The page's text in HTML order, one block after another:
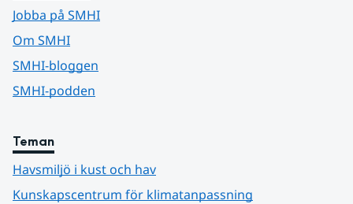
Jobba på SMHI
Om SMHI
SMHI-bloggen
SMHI-podden
Teman
Havsmiljö i kust och hav
Kunskapscentrum för klimatanpassning